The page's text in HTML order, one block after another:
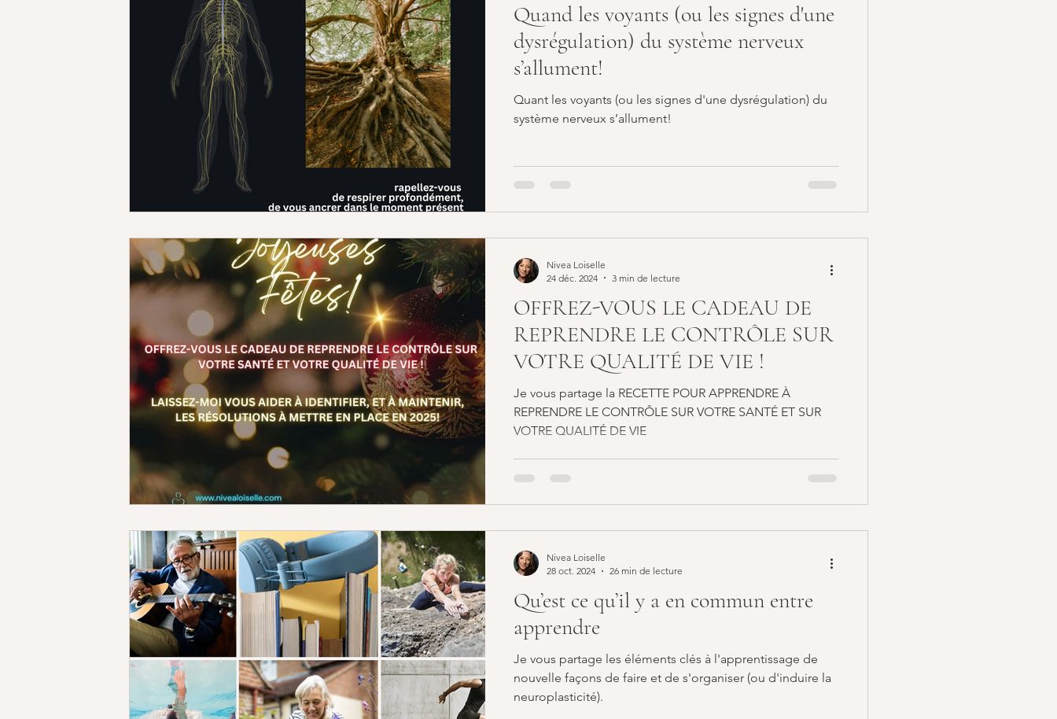
émotions stress stress chronique corégulation animaux Tellington TTouch
Quand les voyants (ou les signes d'une
dysrégulation) du système nerveux
s’allument!
Quant les voyants (ou les signes d'une dysrégulation) du
système nerveux s’allument!
OFFREZ-VOUS LE CADEAU DE
REPRENDRE LE CONTRÔLE SUR
VOTRE QUALITÉ DE VIE !
Je vous partage la RECETTE POUR APPRENDRE À
REPRENDRE LE CONTRÔLE SUR VOTRE SANTÉ ET SUR
VOTRE QUALITÉ DE VIE
Nivea Loiselle
24 déc. 2024
3 min de lecture
Qu’est ce qu’il y a en commun entre
apprendre
Je vous partage les éléments clés à l'apprentissage de
nouvelle façons de faire et de s'organiser (ou d'induire la
neuroplasticité).
Nivea Loiselle
28 oct. 2024
26 min de lecture